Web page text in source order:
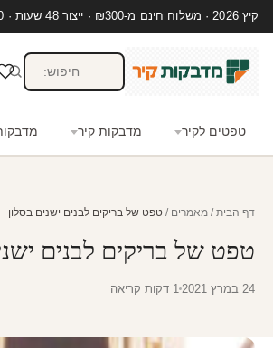
קיץ 2026 · משלוח חינם מ-₪300 · ייצור 48 שעות · 15,000+ לקוחות מרוצים
טפטים לקיר מדבקות קיר
דף הבית / מאמרים / טפט של בריקים לבנים ישנים בסלון
טפט של בריקים לבנים
24 במרץ 2021 1 דקות קריאה